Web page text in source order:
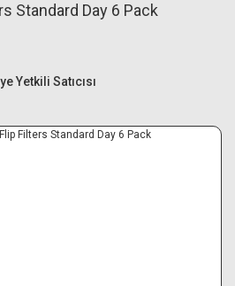
Bundle Setler
Alışverişe
Standard Day 6 Pack
Yetkili Satıcısı